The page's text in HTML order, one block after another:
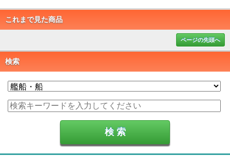
これまで見た商品
ページの先頭へ
検索